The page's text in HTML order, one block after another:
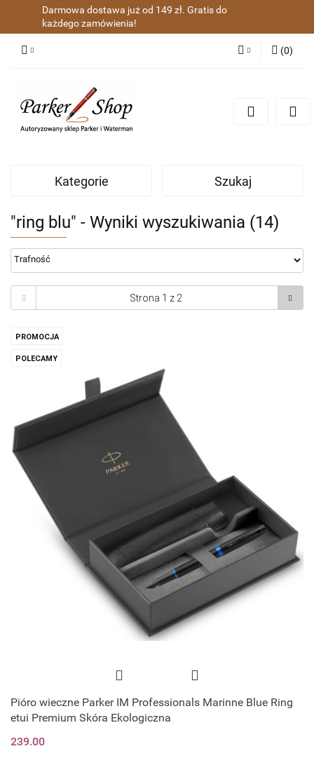
Darmowa dostawa już od 149 zł. Gratis do
każdego zamówienia!
Zarejestruj się
(0)
Kategorie Szukaj
"ring blu" - Wyniki wyszukiwania (14)
PROMOCJA
POLECAMY
Pióro wieczne Parker IM Professionals Marinne Blue Ring
etui Premium Skóra Ekologiczna
239.00